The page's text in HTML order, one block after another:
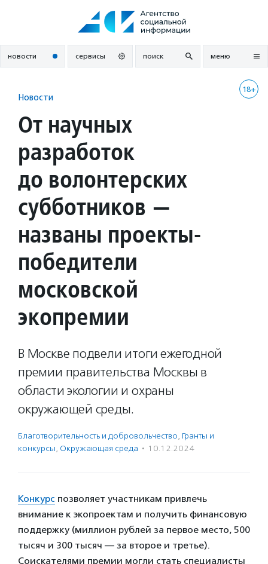
новости сервисы поиск меню
18+
Новости
От научных
разработок
до волонтерских
субботников —
названы проекты-
победители
московской
экопремии
В Москве подвели итоги ежегодной
премии правительства Москвы в
области экологии и охраны
окружающей среды.
Благотвори­тель­ность и доброволь­чест­во, Гранты и
конкурсы, Окружающая среда · 10.12.2024
Конкурс позволяет участникам привлечь
внимание к экопроектам и получить финансовую
поддержку (миллион рублей за первое место, 500
тысяч и 300 тысяч — за второе и третье).
Соискателями премии могли стать специалисты